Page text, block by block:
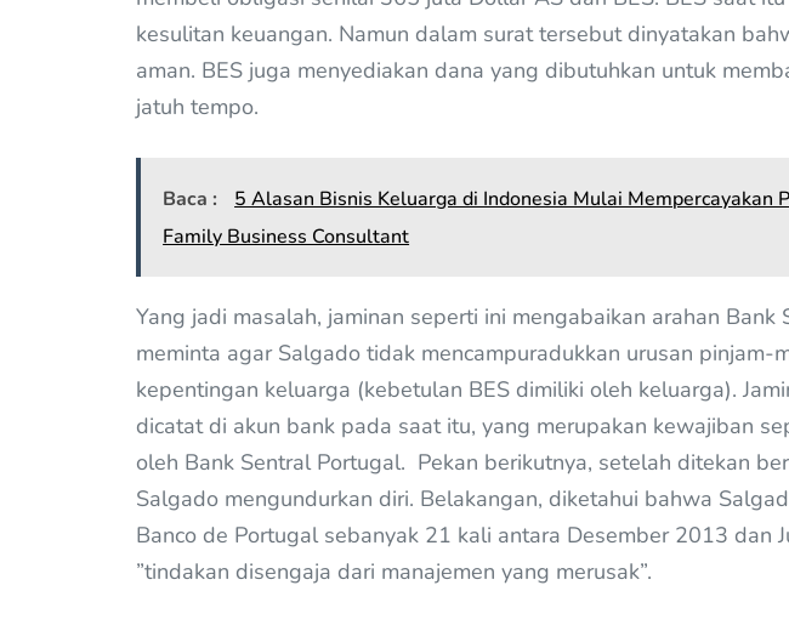
kesulitan keuangan. Namun dalam surat tersebut dinyatakan
aman. BES juga menyediakan dana yang dibutuhkan untuk
jatuh tempo.
Baca :
5 Alasan Bisnis Keluarga di Indonesia Mulai Mempercayakan
Family Business Consultant
Yang jadi masalah, jaminan seperti ini mengabaikan arahan Bank
meminta agar Salgado tidak mencampuradukkan urusan pinjam-
kepentingan keluarga (kebetulan BES dimiliki oleh keluarga).
dicatat di akun bank pada saat itu, yang merupakan kewajiban
oleh Bank Sentral Portugal. Pekan berikutnya, setelah ditekan
Salgado mengundurkan diri. Belakangan, diketahui bahwa
Banco de Portugal sebanyak 21 kali antara Desember 2013 dan
”tindakan disengaja dari manajemen yang merusak”.